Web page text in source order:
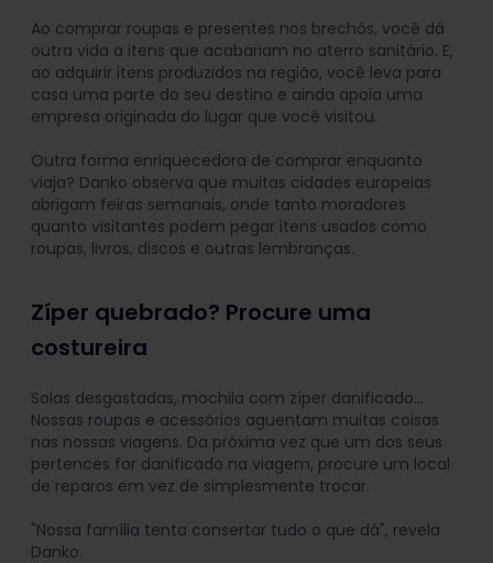
Ao comprar roupas e presentes nos brechós, você dá
outra vida a itens que acabariam no aterro sanitário. E,
ao adquirir itens produzidos na região, você leva para
casa uma parte do seu destino e ainda apoia uma
empresa originada do lugar que você visitou.
Outra forma enriquecedora de comprar enquanto
viaja? Danko observa que muitas cidades europeias
abrigam feiras semanais, onde tanto moradores
quanto visitantes podem pegar itens usados como
roupas, livros, discos e outras lembranças.
Zíper quebrado? Procure uma
costureira
Solas desgastadas, mochila com zíper danificado...
Nossas roupas e acessórios aguentam muitas coisas
nas nossas viagens. Da próxima vez que um dos seus
pertences for danificado na viagem, procure um local
de reparos em vez de simplesmente trocar.
"Nossa família tenta consertar tudo o que dá", revela
Danko.